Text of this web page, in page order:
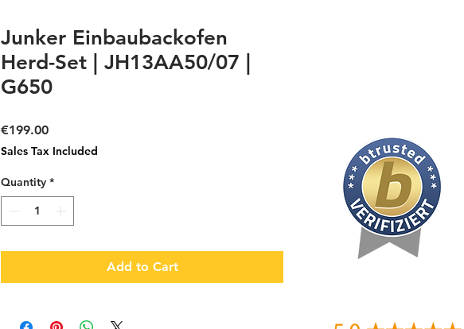
Junker Einbaubackofen
Herd-Set | JH13AA50/07 |
G650
€199.00Price
Sales Tax Included
Quantity *
Add to Cart